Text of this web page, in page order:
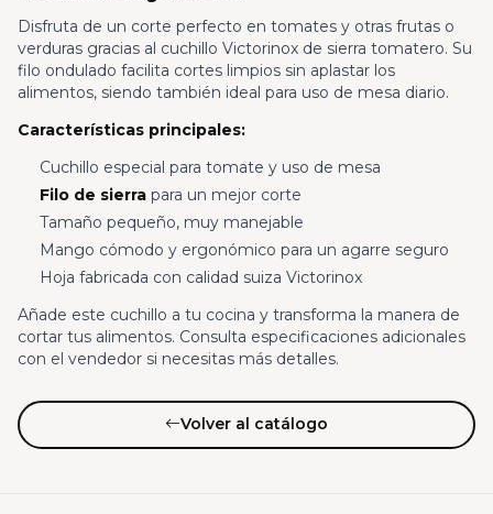
Disfruta de un corte perfecto en tomates y otras frutas o
verduras gracias al cuchillo Victorinox de sierra tomatero. Su
filo ondulado facilita cortes limpios sin aplastar los
alimentos, siendo también ideal para uso de mesa diario.
Características principales:
Cuchillo especial para tomate y uso de mesa
Filo de sierrapara un mejor corte
Tamaño pequeño, muy manejable
Mango cómodo y ergonómico para un agarre seguro
Hoja fabricada con calidad suiza Victorinox
Añade este cuchillo a tu cocina y transforma la manera de
cortar tus alimentos. Consulta especificaciones adicionales
con el vendedor si necesitas más detalles.
Volver al catálogo